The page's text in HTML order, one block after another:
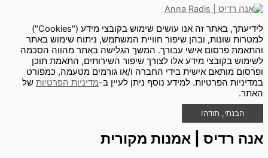
לידיעתך, באתר זה אנו עושים שימוש בקובצי מידע ("Cookies")
למטרות שונות, ובהן שיפור חוויית המשתמש, ניתוח שימוש באתר
והתאמת פרסום אישי עבורך. המשך הגלישה באתר מהווה הסכמה
לשימוש בקובצי מידע אלו לצורך שיפור השירותים, התאמת תוכן
ופרסום מותאם אישית בידי החברה ו/או גורמים מטעמה, כמפורט
במדיניות הפרטיות. למידע נוסף ניתן לעיין ב-מדיניות הפרטיות של
האתר.
הבנתי, תודה!
אנה רדיס | אמנות מקורית